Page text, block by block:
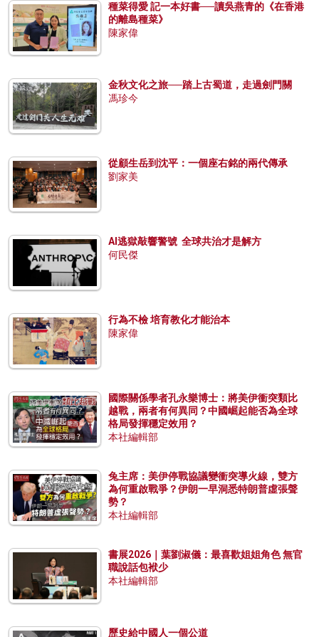
種菜得愛 記一本好書──讀吳燕青的《在香港
的離島種菜》
陳家偉
金秋文化之旅──踏上古蜀道，走過劍門關
馮珍今
從顧生岳到沈平：一個座右銘的兩代傳承
劉家美
AI逃獄敲響警號 全球共治才是解方
何民傑
行為不檢 培育教化才能治本
陳家偉
國際關係學者孔永樂博士：將美伊衝突類比
越戰，兩者有何異同？中國崛起能否為全球
格局發揮穩定效用？
本社編輯部
兔主席：美伊停戰協議變衝突導火線，雙方
為何重啟戰爭？伊朗一早洞悉特朗普虛張聲
勢？
本社編輯部
書展2026｜葉劉淑儀：最喜歡姐姐角色 無官
職說話包袱少
本社編輯部
歷史給中國人一個公道